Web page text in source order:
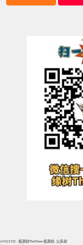
J-FGC1721 - 祖源树TheYtree 祖源树, 父系树